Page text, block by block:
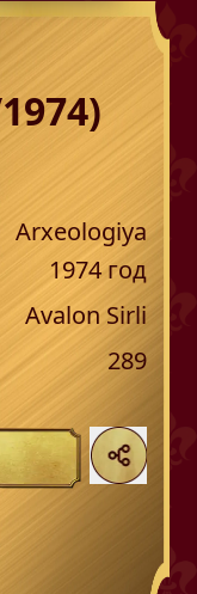
Arxeologiya
1974год
Avalon Sirli
289